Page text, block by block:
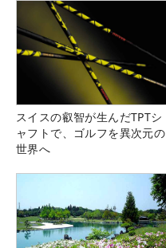
スイスの叡智が生んだTPTシ
ャフトで、ゴルフを異次元の
世界へ